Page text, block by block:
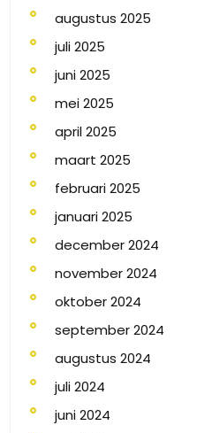
augustus 2025
juli 2025
juni 2025
mei 2025
april 2025
maart 2025
februari 2025
januari 2025
december 2024
november 2024
oktober 2024
september 2024
augustus 2024
juli 2024
juni 2024